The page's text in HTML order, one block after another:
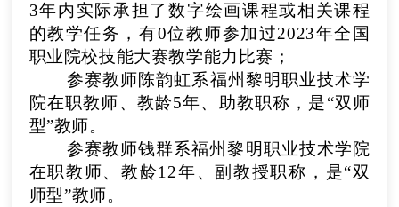
3年内实际承担了数字绘画课程或相关课程
的教学任务，有0位教师参加过2023年全国
职业院校技能大赛教学能力比赛 ；
参赛教师陈韵虹系福州黎明职业技术学
院在职教师、教龄5年、 助教职称 ， 是“双师
型”教师。
参赛教师钱群系福州黎明职业技术学院
在职教师、教龄12年、副教授职称 ， 是“双
师型”教师。